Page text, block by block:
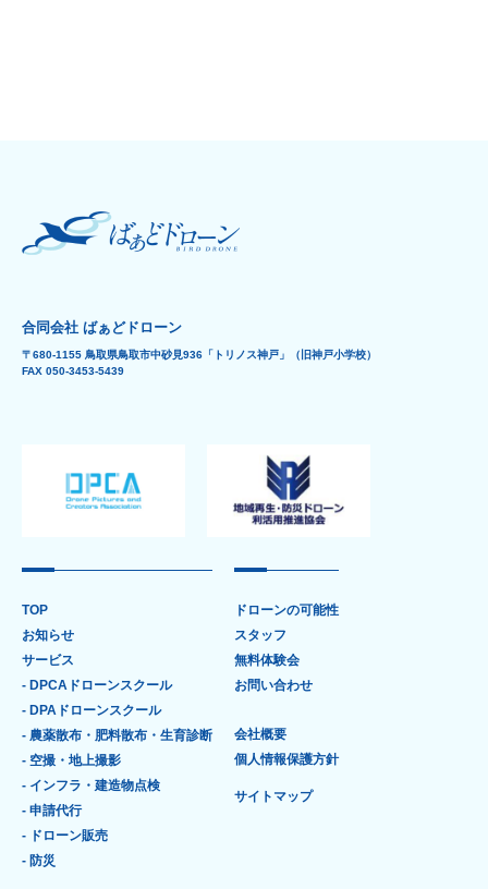
合同会社 ばぁどドローン
〒680-1155 鳥取県鳥取市中砂見936「トリノス神戸」（旧神戸小学校）
FAX 050-3453-5439
TOP
お知らせ
サービス
- DPCAドローンスクール
- DPAドローンスクール
- 農薬散布・肥料散布・生育診断
- 空撮・地上撮影
- インフラ・建造物点検
- 申請代行
- ドローン販売
- 防災
ドローンの可能性
スタッフ
無料体験会
お問い合わせ
会社概要
個人情報保護方針
サイトマップ